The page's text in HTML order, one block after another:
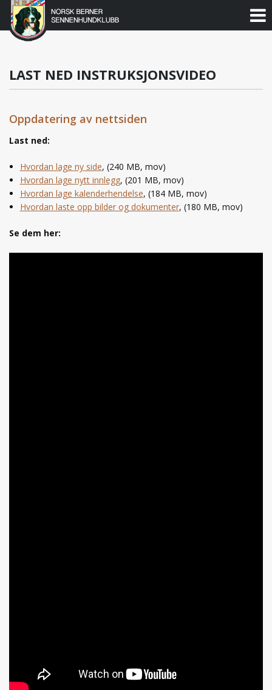
Gå
Norsk
Berner
Sennenhundklubb
LAST NED INSTRUKSJONSVIDEO
Oppdatering av nettsiden
Last ned:
Hvordan lage ny side, (240 MB, mov)
Hvordan lage nytt innlegg, (201 MB, mov)
Hvordan lage kalenderhendelse, (184 MB, mov)
Hvordan laste opp bilder og dokumenter, (180 MB, mov)
Se dem her: